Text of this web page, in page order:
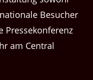
Besucher
Pressekonferenz
am Central